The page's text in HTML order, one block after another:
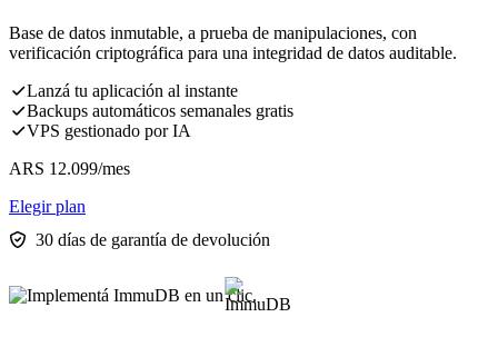
Base de datos inmutable, a prueba de manipulaciones, con
verificación criptográfica para una integridad de datos auditable.
Lanzá tu aplicación al instante
Backups automáticos semanales gratis
VPS gestionado por IA
ARS 12.099/mes
Elegir plan
30 días de garantía de devolución